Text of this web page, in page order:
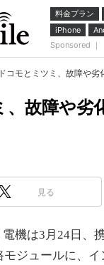
料金プラン
iPhone
Sponsored ｜
ドコモとミツミ、故障や
、故障や
見る
機は3月24日、
モジュールに、